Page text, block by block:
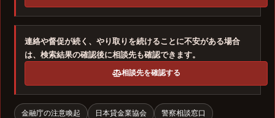
連絡や督促が続く、やり取りを続けることに不安がある場合
は、検索結果の確認後に相談先も確認できます。
相談先を確認する
金融庁の注意喚起 日本貸金業協会 警察相談窓口